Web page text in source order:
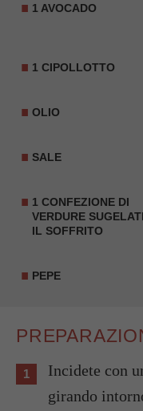
1 AVOCADO
1 CIPOLLOTTO
OLIO
SALE
1 CONFEZIONE DI
VERDURE
IL SOFFRITO
PEPE
Incidete con
girando